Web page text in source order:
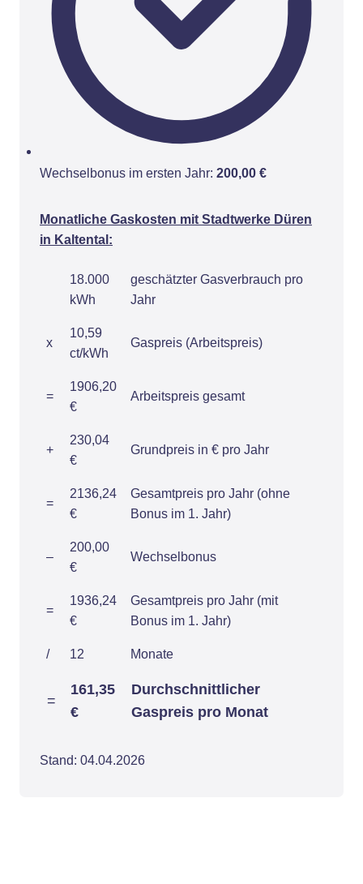
Wechselbonus im ersten Jahr: 200,00 €
Monatliche Gaskosten mit Stadtwerke Düren
in Kaltental:
18.000
kWh
geschätzter Gasverbrauch pro
Jahr
x
10,59
ct/kWh
Gaspreis (Arbeitspreis)
=
1906,20
€
Arbeitspreis gesamt
+
230,04
€
Grundpreis in € pro Jahr
=
2136,24
€
Gesamtpreis pro Jahr (ohne
Bonus im 1. Jahr)
–
200,00
€
Wechselbonus
=
1936,24
€
Gesamtpreis pro Jahr (mit
Bonus im 1. Jahr)
/ 12 Monate
=
161,35
€
Durchschnittlicher
Gaspreis pro Monat
Stand: 04.04.2026